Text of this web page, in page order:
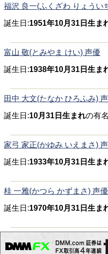
福沢 良一(ふくざわ りょうい
誕生日:1951年10月31日生ま
富山 敬(とみやま けい) 声優
誕生日:1938年10月31日生ま
田中 大文(たなか ひろふみ)
誕生日:10月31日生まれの有
家弓 家正(かゆみ いえまさ)
誕生日:1933年10月31日生ま
桂 一雅(かつら かずまさ) 声優
誕生日:1970年10月31日生ま